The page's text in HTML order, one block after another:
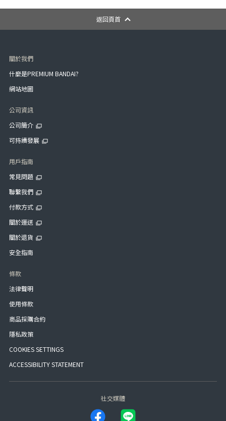
返回頁首
關於我們
什麼是PREMIUM BANDAI?
網站地圖
公司資訊
公司簡介
可持續發展
用戶指南
常見問題
聯繫我們
付款方式
關於運送
關於退貨
安全指南
條款
法律聲明
使用條款
商品採購合約
隱私政策
COOKIES SETTINGS
ACCESSIBILITY STATEMENT
社交媒體